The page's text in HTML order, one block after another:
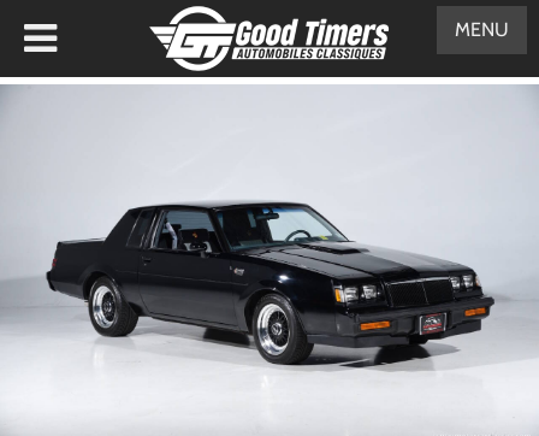
MENU